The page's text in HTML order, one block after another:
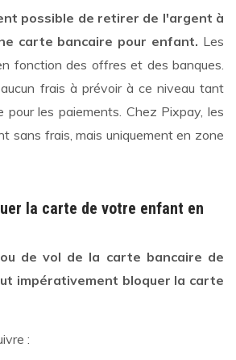
possible de retirer de l'argent à
carte bancaire pour enfant. Les
fonction des offres et des banques.
frais à prévoir à ce niveau tant
pour les paiements. Chez Pixpay, les
sans frais, mais uniquement en zone
la carte de votre enfant en
de vol de la carte bancaire de
impérativement bloquer la carte
: